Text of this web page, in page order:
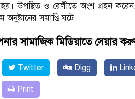
উপস্থিত ও রেলীতে অংশ গ্রহন
সমাপ্তি ঘটে।
সামাজিক মিডিয়াতে সেয়ার
Twitter Digg
Print